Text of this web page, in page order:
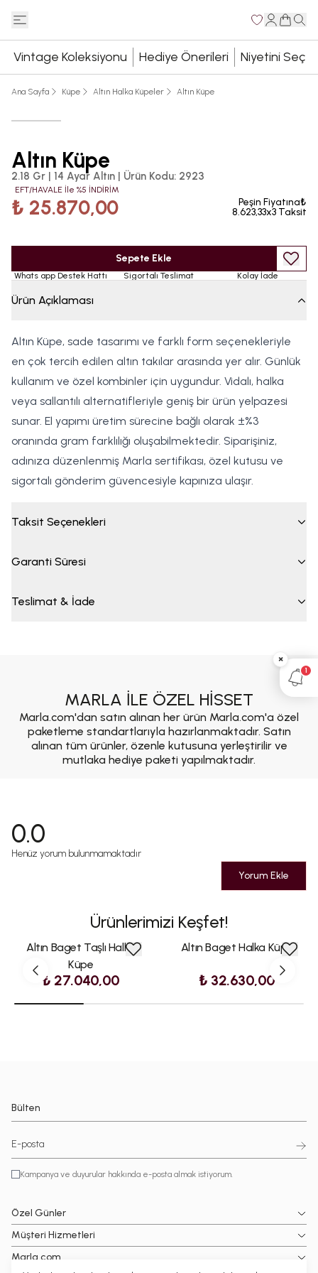
Vintage Koleksiyonu Hediye Önerileri Niyetini Seç
Ana Sayfa Küpe Altın Halka Küpeler Altın Küpe
Altın Küpe
2.18 Gr | 14 Ayar Altın | Ürün Kodu: 2923
EFT/HAVALE İle %5 İNDİRİM
₺ 25.870,00
Peşin Fiyatına₺
8.623,33x3 Taksit
Sepete Ekle
Whats app Destek Hattı Sigortalı Teslimat Kolay İade
Ürün Açıklaması
Altın Küpe, sade tasarımı ve farklı form seçenekleriyle
en çok tercih edilen altın takılar arasında yer alır. Günlük
kullanım ve özel kombinler için uygundur. Vidalı, halka
veya sallantılı alternatifleriyle geniş bir ürün yelpazesi
sunar. El yapımı üretim sürecine bağlı olarak ±%3
oranında gram farklılığı oluşabilmektedir. Siparişiniz,
adınıza düzenlenmiş Marla sertifikası, özel kutusu ve
sigortalı gönderim güvencesiyle kapınıza ulaşır.
Taksit Seçenekleri
Garanti Süresi
Teslimat & İade
MARLA İLE ÖZEL HİSSET
Marla.com'dan satın alınan her ürün Marla.com'a özel
paketleme standartlarıyla hazırlanmaktadır. Satın
alınan tüm ürünler, özenle kutusuna yerleştirilir ve
mutlaka hediye paketi yapılmaktadır.
0.0
Henüz yorum bulunmamaktadır
Yorum Ekle
Ürünlerimizi Keşfet!
Altın Baget Taşlı Halka
Küpe
₺ 27.040,00
Altın Baget Halka Küpe
₺ 32.630,00
Bülten
Kampanya ve duyurular hakkında e-posta almak istiyorum.
Özel Günler
Müşteri Hizmetleri
Marla.com
×
1